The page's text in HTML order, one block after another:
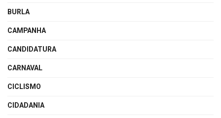
BURLA
CAMPANHA
CANDIDATURA
CARNAVAL
CICLISMO
CIDADANIA